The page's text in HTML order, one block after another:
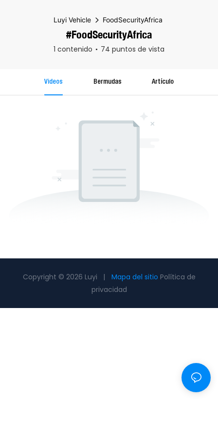
Luyi Vehicle FoodSecurityAfrica
#FoodSecurityAfrica
1 contenido 74 puntos de vista
Videos Bermudas Artículo
Copyright © 2026 Luyi | Mapa del sitio Política de
privacidad